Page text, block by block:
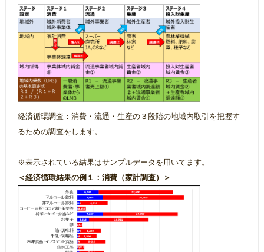
経済循環調査：消費・流通・生産の３段階の地域内取引を把握す
るための調査をします。
※表示されている結果はサンプルデータを用いてます。
＜経済循環結果の例１：消費（家計調査）＞